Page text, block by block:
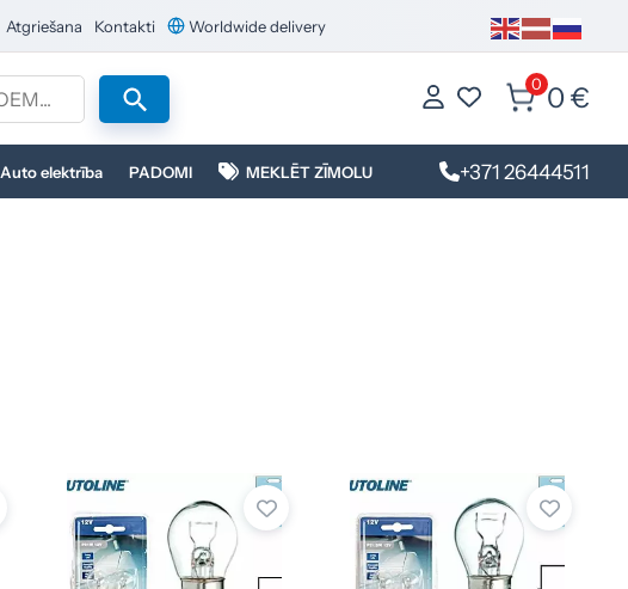
Atgriešana Kontakti Worldwide delivery
0 0 €
Auto elektrība PADOMI MEKLĒT ZĪMOLU +371 26444511